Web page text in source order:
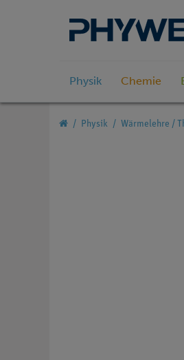
Physik Chemie
Physik Wärmelehre /